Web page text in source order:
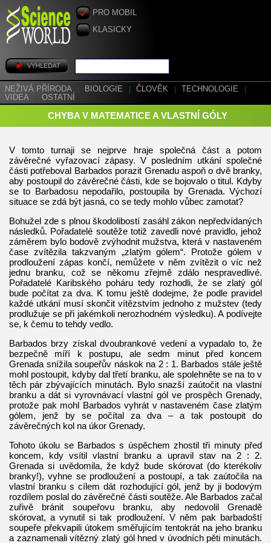
PRO MOBIL
KLASICKY
NEŽIVÁ PŘÍRODA BIOLOGIE ČLOVĚK TECHNOLOGIE
VIDEA
OSTATNÍ
CHYBA V MATEMATICE A VLASTNÍ GÓLY
V tomto turnaji se nejprve hraje společná část a potom
závěrečné vyřazovací zápasy. V posledním utkání společné
části potřeboval Barbados porazit Grenadu aspoň o dvě branky,
aby postoupil do závěrečné části, kde se bojovalo o titul. Kdyby
se to Barbadosu nepodařilo, postoupila by Grenada. Výchozí
situace se zdá být jasná, co se tedy mohlo vůbec zamotat?
Bohužel zde s plnou škodolibostí zasáhl zákon nepředvídaných
následků. Pořadatelé soutěže totiž zavedli nové pravidlo, jehož
záměrem bylo bodově zvýhodnit mužstva, která v nastaveném
čase zvítězila takzvaným „zlatým gólem“. Protože gólem v
prodloužení zápas končí, nemůžete v něm zvítězit o víc než
jednu branku, což se někomu zřejmě zdálo nespravedlivé.
Pořadatelé Karibského poháru tedy rozhodli, že se zlatý gól
bude počítat za dva. K tomu ještě dodejme, že podle pravidel
každé utkání musí skončit vítězstvím jednoho z mužstev (tedy
prodlužuje se při jakémkoli nerozhodném výsledku). A podívejte
se, k čemu to tehdy vedlo.
Barbados brzy získal dvoubrankové vedení a vypadalo to, že
bezpečně míří k postupu, ale sedm minut před koncem
Grenada snížila soupeřův náskok na 2 : 1. Barbados stále ještě
mohl postoupit, kdyby dal třetí branku, ale spolehněte se na to v
těch pár zbývajících minutách. Bylo snazší zaútočit na vlastní
branku a dát si vyrovnávací vlastní gól ve prospěch Grenady,
protože pak mohl Barbados vyhrát v nastaveném čase zlatým
gólem, jenž by se počítal za dva – a tak postoupit do
závěrečných kol na úkor Grenady.
Tohoto úkolu se Barbados s úspěchem zhostil tři minuty před
koncem, kdy vsítil vlastní branku a upravil stav na 2 : 2.
Grenada si uvědomila, že když bude skórovat (do kterékoliv
branky!), vyhne se prodloužení a postoupí, a tak zaútočila na
vlastní branku s cílem dát rozhodující gól, jenž by ji bodovým
rozdílem poslal do závěrečné části soutěže. Ale Barbados začal
zuřivě bránit soupeřovu branku, aby nedovolil Grenadě
skórovat, a vynutil si tak prodloužení. V něm pak barbadoští
soupeře překvapili útokem směřujícím tentokrát na jeho branku
a zaznamenali vítězný zlatý gól hned v úvodních pěti minutách.